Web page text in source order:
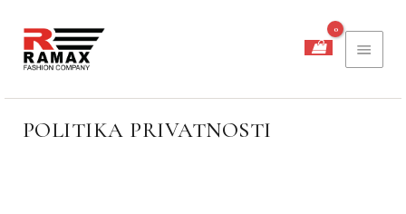
SADRŽAJ
POLITIKA PRIVATNOSTI